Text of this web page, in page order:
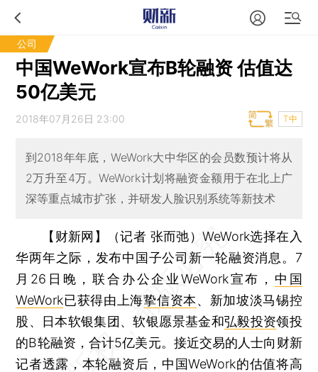
公司
中国WeWork宣布B轮融资 估值达
50亿美元
2018年07月26日 23:00 T中
到2018年年底，WeWork大中华区的会员数预计将从
2万升至4万。WeWork计划将融资金额用于在北上广
深等重点城市扩张，并研发人脸识别系统等新技术
【财新网】（记者 张而弛）WeWork选择在入
华两年之际，发布中国子公司新一轮融资消息。7
月26日晚，联合办公企业WeWork宣布， 中国
WeWork已获得由上海挚信资本、新加坡淡马锡控
股、日本软银集团、软银愿景基金和弘毅投资领投
的B轮融资，合计5亿美元。接近交易的人士向财新
记者透露，本轮融资后，中国WeWork的估值将高